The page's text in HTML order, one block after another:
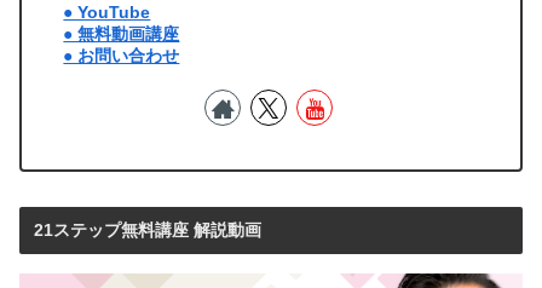
● YouTube
● 無料動画講座
● お問い合わせ
21ステップ無料講座 解説動画